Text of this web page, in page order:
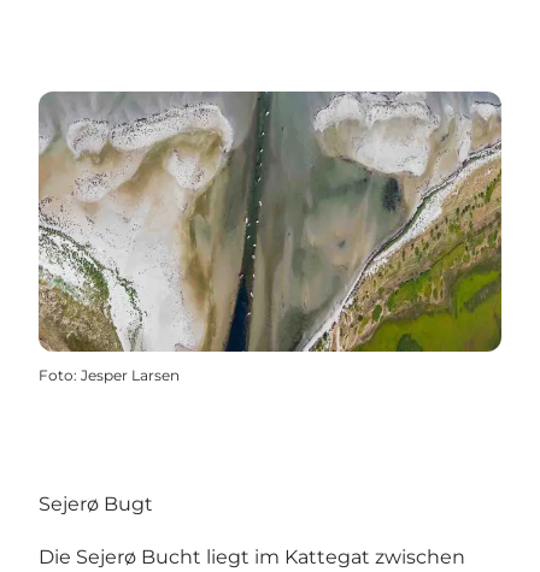
Foto: Jesper Larsen
Sejerø Bugt
Die Sejerø Bucht liegt im Kattegat zwischen